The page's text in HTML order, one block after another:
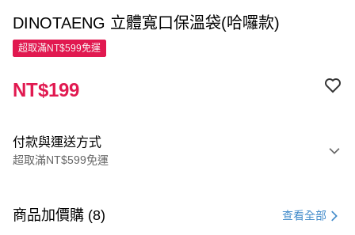
DINOTAENG 立體寬口保溫袋(哈囉款)
超取滿NT$599免運
NT$199
付款與運送方式
超取滿NT$599免運
信用卡一次付款
商品加價購 (8) 查看全部